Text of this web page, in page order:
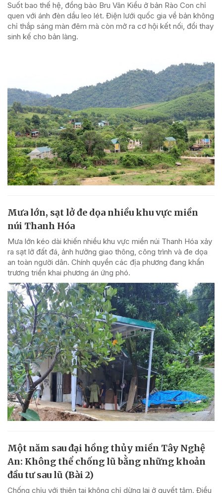
Suốt bao thế hệ, đồng bào Bru Vân Kiều ở bản Rào Con chỉ
quen với ánh đèn dầu leo lét. Điện lưới quốc gia về bản không
chỉ thắp sáng màn đêm mà còn mở ra cơ hội kết nối, đổi thay
sinh kế cho bản làng.
Mưa lớn, sạt lở đe dọa nhiều khu vực miền
núi Thanh Hóa
Mưa lớn kéo dài khiến nhiều khu vực miền núi Thanh Hóa xảy
ra sạt lở đất đá, ảnh hưởng giao thông, công trình và đe dọa
an toàn người dân. Chính quyền các địa phương đang khẩn
trương triển khai phương án ứng phó.
Một năm sau đại hồng thủy miền Tây Nghệ
An: Không thể chống lũ bằng những khoản
đầu tư sau lũ (Bài 2)
Chống chịu với thiên tai không chỉ dừng lại ở quyết tâm. Điều